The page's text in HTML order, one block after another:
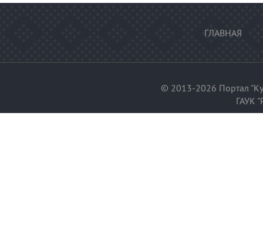
ГЛАВНАЯ
© 2013-2026 Портал
ГАУК